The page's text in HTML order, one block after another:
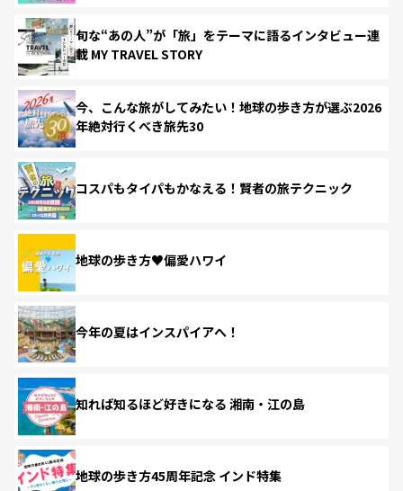
旬な“あの人”が「旅」をテーマに語るインタビュー連
載 MY TRAVEL STORY
今、こんな旅がしてみたい！地球の歩き方が選ぶ2026
年絶対行くべき旅先30
コスパもタイパもかなえる！賢者の旅テクニック
地球の歩き方♥偏愛ハワイ
今年の夏はインスパイアへ！
知れば知るほど好きになる 湘南・江の島
地球の歩き方45周年記念 インド特集